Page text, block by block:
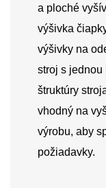
a ploché
výšivka
výšivky na
stroj s
štruktúry
vhodný na
výrobu, aby
požiadavky.